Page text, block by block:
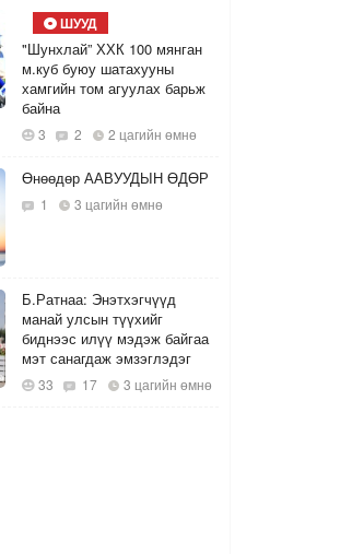
ШУУД
"Шунхлай” ХХК 100 мянган
м.куб буюу шатахууны
хамгийн том агуулах барьж
байна
3 2 2 цагийн өмнө
Өнөөдөр ААВУУДЫН ӨДӨР
1 3 цагийн өмнө
Б.Ратнаа: Энэтхэгчүүд
манай улсын түүхийг
биднээс илүү мэдэж байгаа
мэт санагдаж эмзэглэдэг
33 17 3 цагийн өмнө